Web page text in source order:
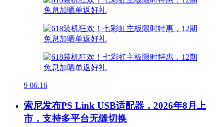
9 06.16
索尼发布PS Link USB适配器，2026年8月上
市，支持多平台无缝切换